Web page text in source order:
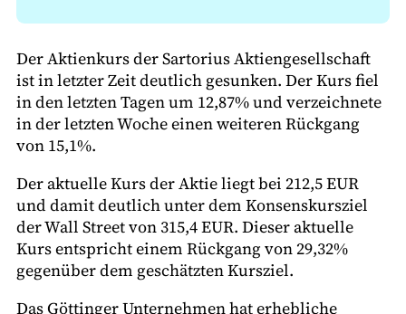
Der Aktienkurs der Sartorius Aktiengesellschaft
ist in letzter Zeit deutlich gesunken. Der Kurs fiel
in den letzten Tagen um 12,87% und verzeichnete
in der letzten Woche einen weiteren Rückgang
von 15,1%.
Der aktuelle Kurs der Aktie liegt bei 212,5 EUR
und damit deutlich unter dem Konsenskursziel
der Wall Street von 315,4 EUR. Dieser aktuelle
Kurs entspricht einem Rückgang von 29,32%
gegenüber dem geschätzten Kursziel.
Das Göttinger Unternehmen hat erhebliche